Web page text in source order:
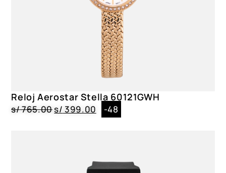
Reloj Aerostar Stella 60121GWH
s/765.00s/ 399.00 -48